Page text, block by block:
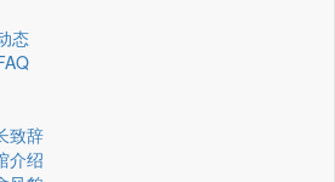
态
致辞
介绍